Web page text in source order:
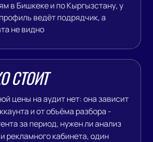
где он рвётся. Из этого
точки роста - конкретные
которые дают эффект
чек-лист и созвон.Собираю
разбор по всем направлениям
и приоритетами и чек-
делать по шагам». Дальше
разбираю выводы
и отвечаю на вопросы. Запись
остаётся у вас.
в Бишкеке и по Кыргызстану, у
ведёт подрядчик, а
не видно
СТОИТ
цены на аудит нет: она зависит
и от объёма разбора -
за период, нужен ли анализ
рекламного кабинета, один